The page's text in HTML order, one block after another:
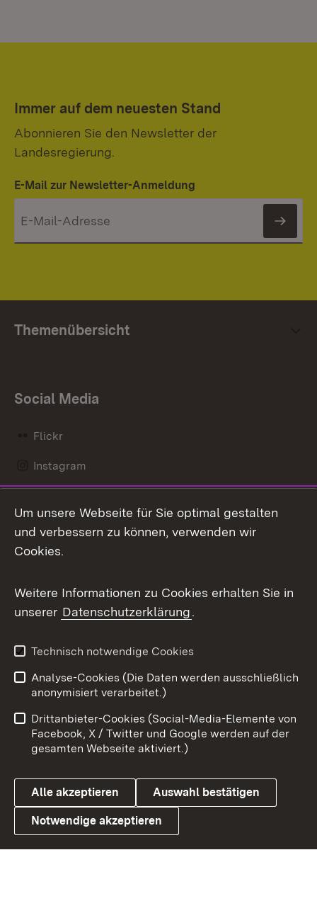
Immer auf dem neuesten Stand
Abonnieren Sie den Newsletter der
Landesregierung.
E-Mail zur Newsletter-Anmeldung
Themenübersicht
Social Media
Flickr
Instagram
Mastodon
Messenger
Social Wall
X / Twitter
Youtube
Link zum Landesportal
Benutzungshinweise
Barrierefreiheit
Datenschutz
Cookies
Um unsere Webseite für Sie optimal gestalten
und verbessern zu können, verwenden wir
Cookies.
Weitere Informationen zu Cookies erhalten Sie in
unserer Datenschutzerklärung.
Technisch notwendige Cookies
Analyse-Cookies (Die Daten werden ausschließlich
anonymisiert verarbeitet.)
Drittanbieter-Cookies (Social-Media-Elemente von
Facebook, X / Twitter und Google werden auf der
gesamten Webseite aktiviert.)
Alle akzeptieren Auswahl bestätigen
Notwendige akzeptieren